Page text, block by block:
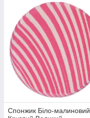
Спонжик Біло-малиновий